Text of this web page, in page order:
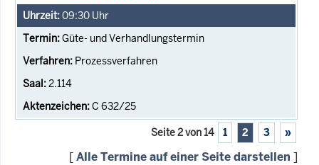
09:30 Uhr
Güte- und Verhandlungstermin
Prozessverfahren
2.114
C 632/25
Seite 2 von 14 1 2 3 »
[Alle Termine auf einer Seite darstellen ]